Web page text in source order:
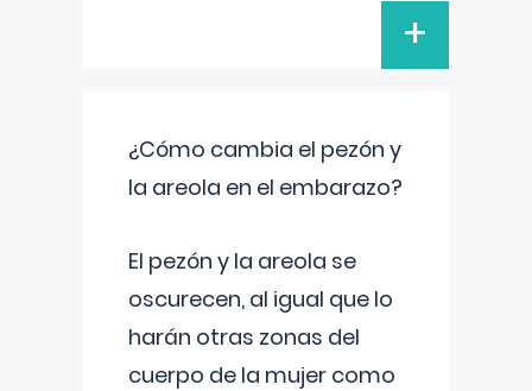
+
¿Cómo cambia el pezón y
la areola en el embarazo?
El pezón y la areola se
oscurecen, al igual que lo
harán otras zonas del
cuerpo de la mujer como